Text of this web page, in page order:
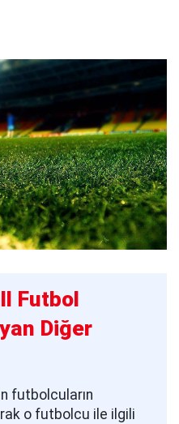
Futbol
Diğer
futbolcuların
o futbolcu ile ilgili